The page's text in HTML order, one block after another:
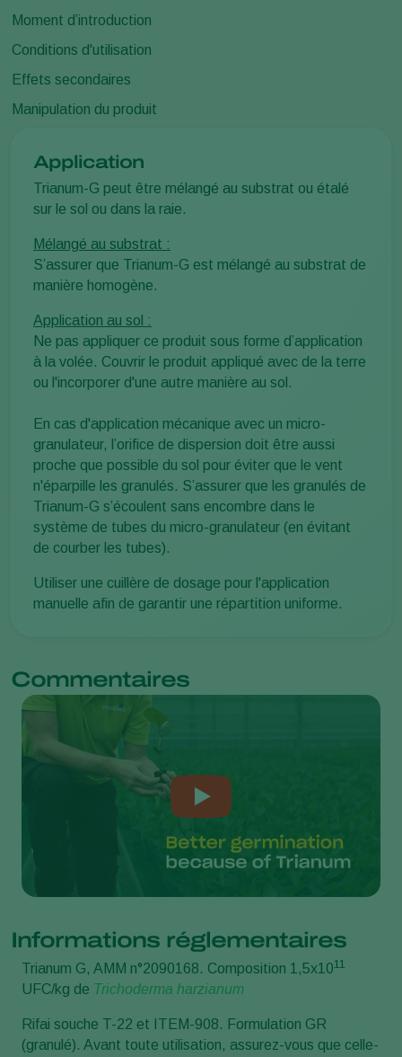
Moment d’introduction
Conditions d'utilisation
Effets secondaires
Manipulation du produit
Application
Trianum-G peut être mélangé au substrat ou étalé
sur le sol ou dans la raie.
Mélangé au substrat :
S’assurer que Trianum-G est mélangé au substrat de
manière homogène.
Application au sol :
Ne pas appliquer ce produit sous forme d’application
à la volée. Couvrir le produit appliqué avec de la terre
ou l'incorporer d'une autre manière au sol.
En cas d'application mécanique avec un micro-
granulateur, l’orifice de dispersion doit être aussi
proche que possible du sol pour éviter que le vent
n'éparpille les granulés. S’assurer que les granulés de
Trianum-G s’écoulent sans encombre dans le
système de tubes du micro-granulateur (en évitant
de courber les tubes).
Utiliser une cuillère de dosage pour l'application
manuelle afin de garantir une répartition uniforme.
Commentaires
Informations réglementaires
Trianum G, AMM n°2090168. Composition 1,5x1011
UFC/kg de Trichoderma harzianum
Rifai souche T-22 et ITEM-908. Formulation GR
(granulé). Avant toute utilisation, assurez-vous que celle-